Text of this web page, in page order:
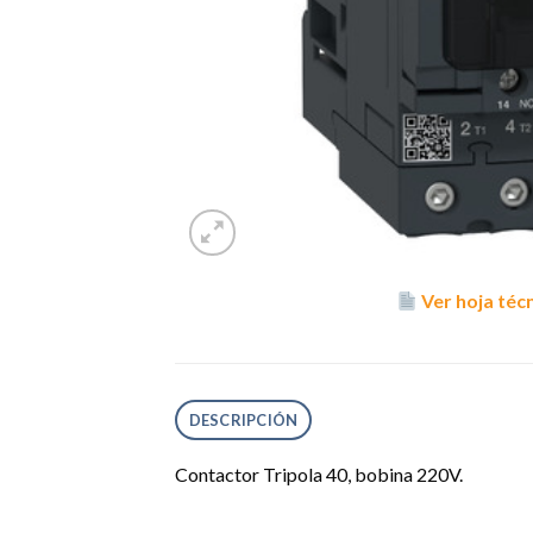
Ver hoja
DESCRIPCIÓN
Contactor Tripola 40, bobina 220V.